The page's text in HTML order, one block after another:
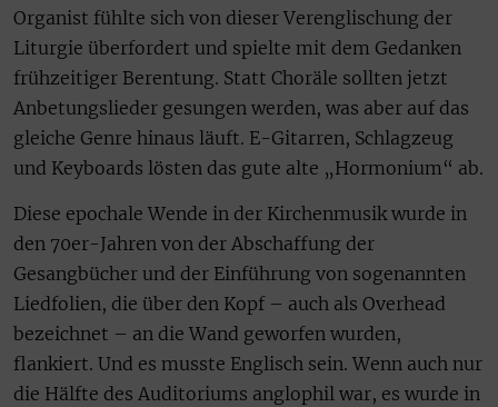
Organist fühlte sich von dieser Verenglischung der
Liturgie überfordert und spielte mit dem Gedanken
frühzeitiger Berentung. Statt Choräle sollten jetzt
Anbetungslieder gesungen werden, was aber auf das
gleiche Genre hinaus läuft. E-Gitarren, Schlagzeug
und Keyboards lösten das gute alte „Hormonium“ ab.
Diese epochale Wende in der Kirchenmusik wurde in
den 70er-Jahren von der Abschaffung der
Gesangbücher und der Einführung von sogenannten
Liedfolien, die über den Kopf – auch als Overhead
bezeichnet – an die Wand geworfen wurden,
flankiert. Und es musste Englisch sein. Wenn auch nur
die Hälfte des Auditoriums anglophil war, es wurde in